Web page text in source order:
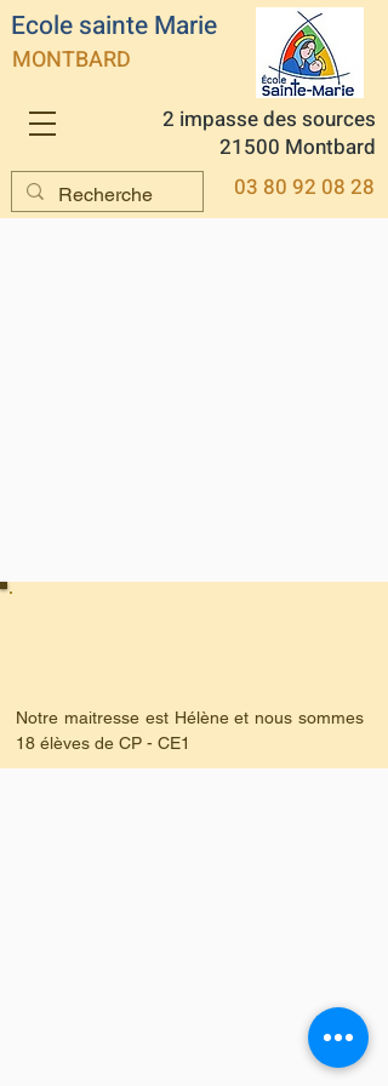
Ecole sainte Marie
MONTBARD
2 impasse des sources
21500 Montbard
03 80 92 08 28
Notre maitresse est Hélène et nous sommes
18 élèves de CP - CE1